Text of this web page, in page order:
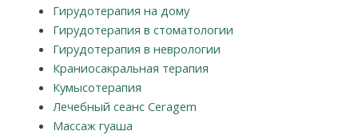
Гирудотерапия на дому
Гирудотерапия в стоматологии
Гирудотерапия в неврологии
Краниосакральная терапия
Кумысотерапия
Лечебный сеанс Ceragem
Массаж гуаша